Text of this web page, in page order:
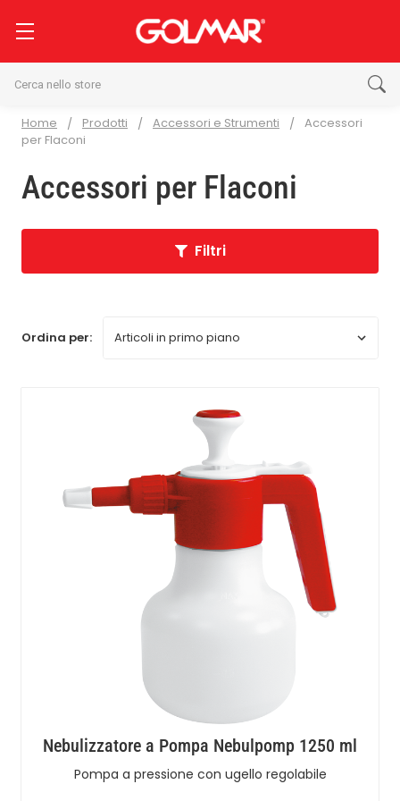
Home Prodotti Accessori e Strumenti
Accessori
per Flaconi
Accessori per Flaconi
Filtri
Ordina per:
Nebulizzatore a Pompa Nebulpomp 1250 ml
Pompa a pressione con ugello regolabile